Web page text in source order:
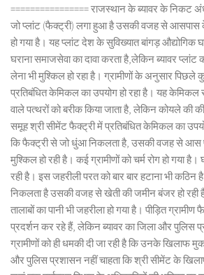
================ राजस्थान के ब्यावर के निकट
जो प्लांट (फैक्ट्री) लगा हुआ है उसकी वजह से आसपास के
हो गया है। यह प्लांट देश के सुविख्यात बांगड़ औद्योगिक
घराना समाजसेवा का दावा करता है,लेकिन ब्यावर प्लांट
लेना भी मुश्किल हो रहा है। ग्रामीणों के अनुसार पिछले
प्रतिबंधित केमिकल का उपयोग हो रहा है। यह
वाले पत्थरों को बरीक किया जाता है, लेकिन कोयले की
समूह श्री सीमेंट फैक्ट्री में प्रतिबंधित केमिकल का
कि फैक्ट्री से जो धुंआ निकलता है, उसकी वजह से आस
मुश्किल हो रही है। कई ग्रामीणों को चर्म रोग हो गया
रही है। इस जहरीली परत को बार बार हटाना भी कठिन
निकलता है उसकी वजह से खेती की जमीन बंजर हो
तालाबों का पानी भी जहरीला हो गया है। पीड़ित
प्रदर्शन कर रहे हैं, लेकिन ब्यावर का जिला और पुलिस
ग्रामीणों को ही धमकी दी जा रही है कि उनके खिलाफ
और पुलिस प्रशासन नहीं चाहता कि श्री सीमेंट के